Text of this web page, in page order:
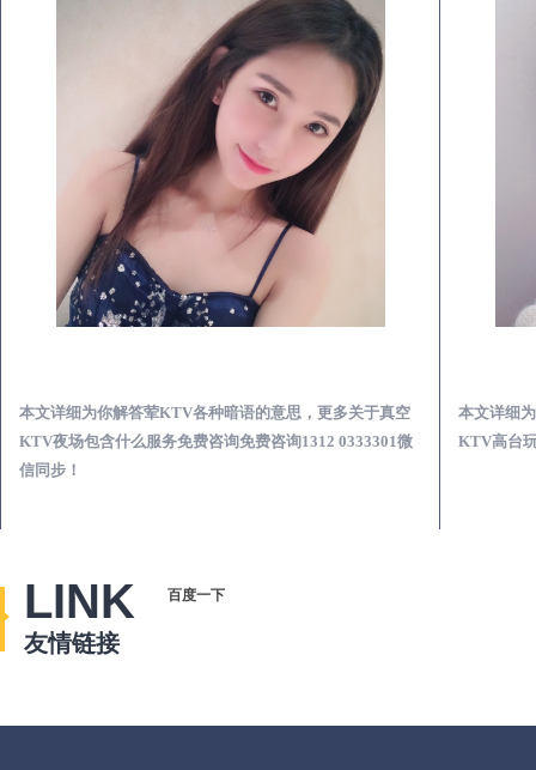
本文详细为你解答荤KTV各种暗语的意思，更多关于真空
KTV夜场包含什么服务免费咨询免费咨询1312 0333301微
信同步！
本文详细
KTV高台
LINK
友情链接
百度一下